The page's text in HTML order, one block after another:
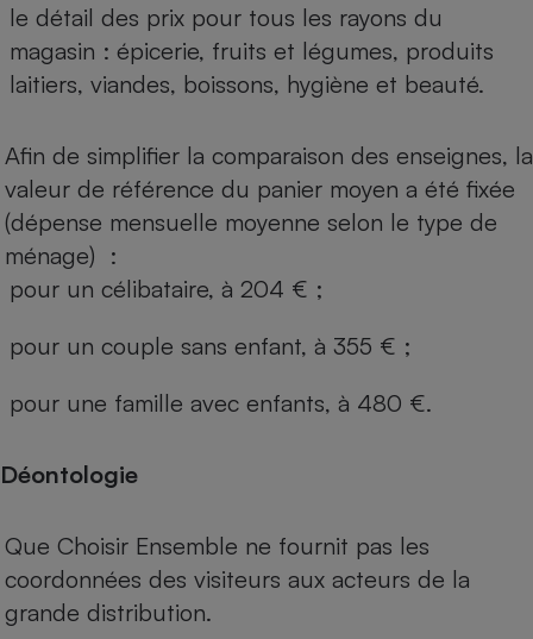
le détail des prix pour tous les rayons du
magasin : épicerie, fruits et légumes, produits
laitiers, viandes, boissons, hygiène et beauté.
Afin de simplifier la comparaison des enseignes, la
valeur de référence du panier moyen a été fixée
(dépense mensuelle moyenne selon le type de
ménage) :
pour un célibataire, à 204 € ;
pour un couple sans enfant, à 355 € ;
pour une famille avec enfants, à 480 €.
Déontologie
Que Choisir Ensemble ne fournit pas les
coordonnées des visiteurs aux acteurs de la
grande distribution.